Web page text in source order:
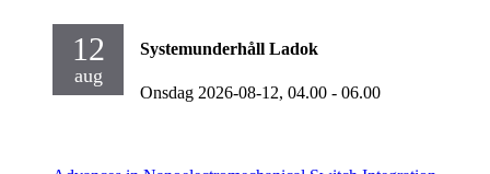
12
aug
Systemunderhåll Ladok
Onsdag 2026-08-12, 04.00 - 06.00